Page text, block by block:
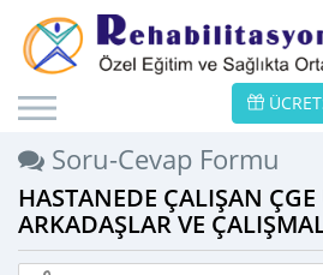
Soru-Cevap Formu
HASTANEDE ÇALIŞAN
ARKADAŞLAR VE